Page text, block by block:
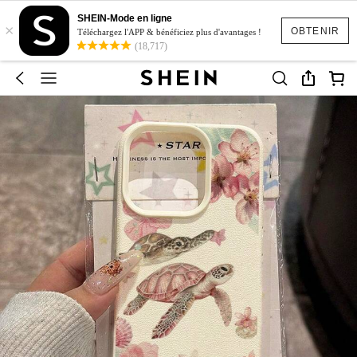
OBTENIR
×
SHEIN-Mode en ligne
Téléchargez l'APP & bénéficiez plus d'avantages !
(18,717)